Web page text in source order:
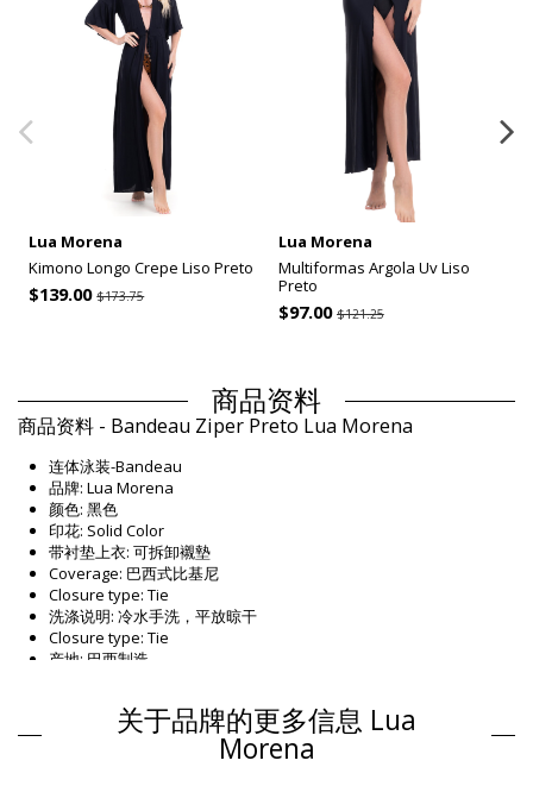
Lua Morena
Kimono Longo Crepe Liso Preto
$139.00$173.75
Lua Morena
Multiformas Argola Uv Liso
Preto
$97.00 $121.25
商品资料
商品资料 - Bandeau Ziper Preto Lua Morena
连体泳装-Bandeau
品牌: Lua Morena
颜色: 黑色
印花: Solid Color
带衬垫上衣: 可拆卸襯墊
Coverage: 巴西式比基尼
Closure type: Tie
洗涤说明: 冷水手洗，平放晾干
Closure type: Tie
产地: 巴西制造
组成 / 成分
组成 / 成分: 80% Polyamide, 20% Elastane
关于品牌的更多信息 Lua
Morena